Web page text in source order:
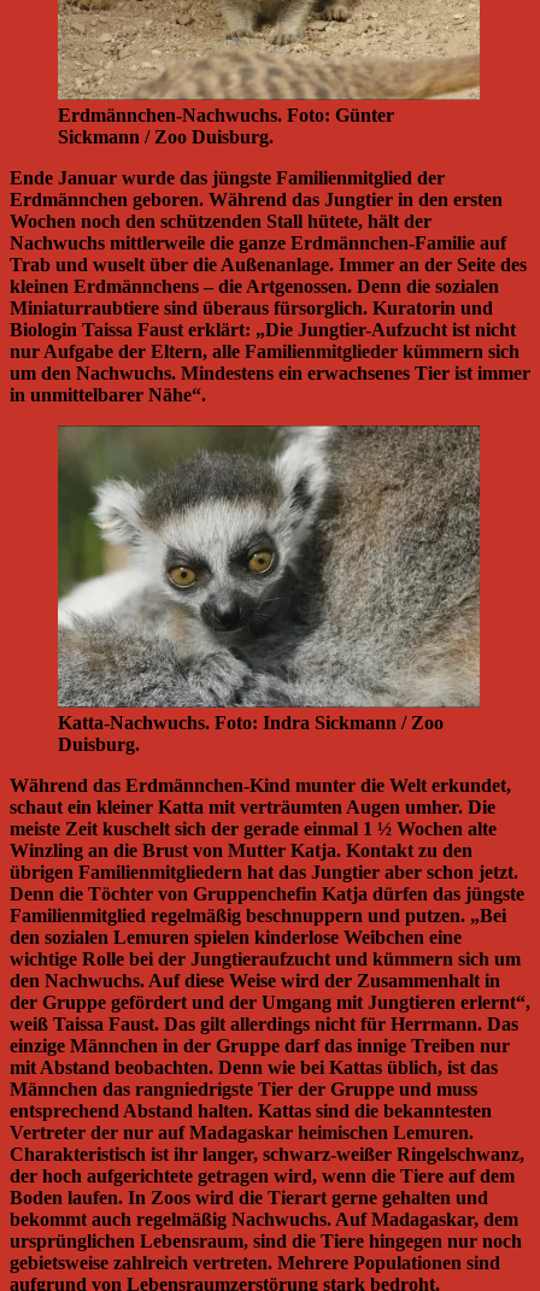
Erdmännchen-Nachwuchs. Foto: Günter
Sickmann / Zoo Duisburg.
Ende Januar wurde das jüngste Familienmitglied der
Erdmännchen geboren. Während das Jungtier in den ersten
Wochen noch den schützenden Stall hütete, hält der
Nachwuchs mittlerweile die ganze Erdmännchen-Familie auf
Trab und wuselt über die Außenanlage. Immer an der Seite des
kleinen Erdmännchens – die Artgenossen. Denn die sozialen
Miniaturraubtiere sind überaus fürsorglich. Kuratorin und
Biologin Taissa Faust erklärt: „Die Jungtier-Aufzucht ist nicht
nur Aufgabe der Eltern, alle Familienmitglieder kümmern sich
um den Nachwuchs. Mindestens ein erwachsenes Tier ist immer
in unmittelbarer Nähe“.
Katta-Nachwuchs. Foto: Indra Sickmann / Zoo
Duisburg.
Während das Erdmännchen-Kind munter die Welt erkundet,
schaut ein kleiner Katta mit verträumten Augen umher. Die
meiste Zeit kuschelt sich der gerade einmal 1 ½ Wochen alte
Winzling an die Brust von Mutter Katja. Kontakt zu den
übrigen Familienmitgliedern hat das Jungtier aber schon jetzt.
Denn die Töchter von Gruppenchefin Katja dürfen das jüngste
Familienmitglied regelmäßig beschnuppern und putzen. „Bei
den sozialen Lemuren spielen kinderlose Weibchen eine
wichtige Rolle bei der Jungtieraufzucht und kümmern sich um
den Nachwuchs. Auf diese Weise wird der Zusammenhalt in
der Gruppe gefördert und der Umgang mit Jungtieren erlernt“,
weiß Taissa Faust. Das gilt allerdings nicht für Herrmann. Das
einzige Männchen in der Gruppe darf das innige Treiben nur
mit Abstand beobachten. Denn wie bei Kattas üblich, ist das
Männchen das rangniedrigste Tier der Gruppe und muss
entsprechend Abstand halten. Kattas sind die bekanntesten
Vertreter der nur auf Madagaskar heimischen Lemuren.
Charakteristisch ist ihr langer, schwarz-weißer Ringelschwanz,
der hoch aufgerichtete getragen wird, wenn die Tiere auf dem
Boden laufen. In Zoos wird die Tierart gerne gehalten und
bekommt auch regelmäßig Nachwuchs. Auf Madagaskar, dem
ursprünglichen Lebensraum, sind die Tiere hingegen nur noch
gebietsweise zahlreich vertreten. Mehrere Populationen sind
aufgrund von Lebensraumzerstörung stark bedroht.